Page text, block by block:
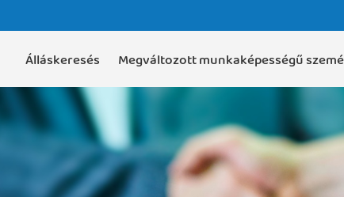
Álláskeresés Megváltozott munkaképességű